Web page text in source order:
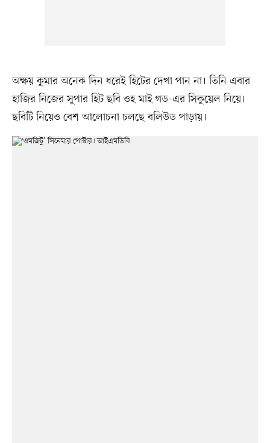
অক্ষয় কুমার অনেক দিন ধরেই হিটের দেখা পান না। তিনি এবার
হাজির নিজের সুপার হিট ছবি ওহ মাই গড-এর সিকুয়েল নিয়ে।
ছবিটি নিয়েও বেশ আলোচনা চলছে বলিউড পাড়ায়।